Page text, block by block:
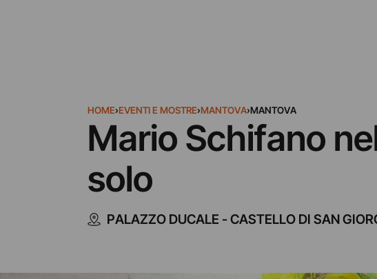
HOME›EVENTI E MOSTRE›MANTOVA›MANTOVA
Mario Schifano
solo
PALAZZO DUCALE - CASTELLO DI SAN